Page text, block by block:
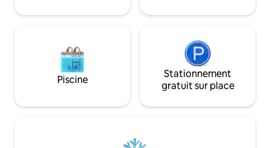
panorama d'étoiles dans le ciel.
kilomètres.
Piscine
Stationnement
gratuit sur place